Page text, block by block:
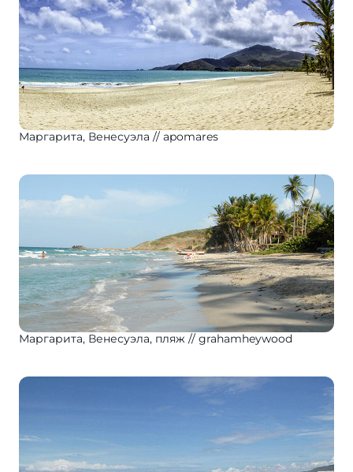
Маргарита, Венесуэла apomares
Маргарита, Венесуэла, пляж grahamheywood